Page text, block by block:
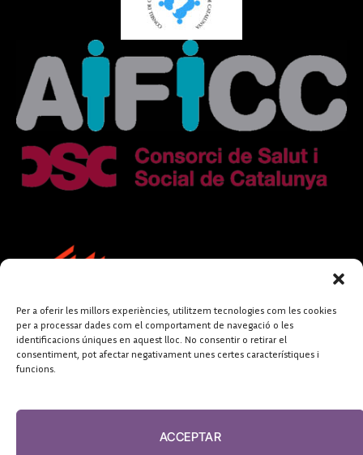
Per a oferir les millors experiències, utilitzem tecnologies com les cookies
per a processar dades com el comportament de navegació o les
identificacions úniques en aquest lloc. No consentir o retirar el
consentiment, pot afectar negativament unes certes característiques i
funcions.
ACCEPTAR
FUNDACIÓ